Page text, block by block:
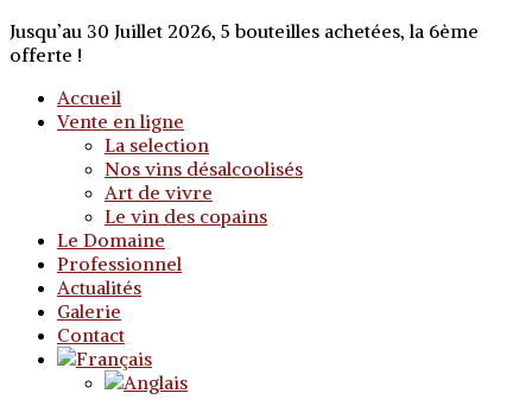
Jusqu’au 30 Juillet 2026, 5 bouteilles achetées, la 6ème
offerte !
Accueil
Vente en ligne
La selection
Nos vins désalcoolisés
Art de vivre
Le vin des copains
Le Domaine
Professionnel
Actualités
Galerie
Contact